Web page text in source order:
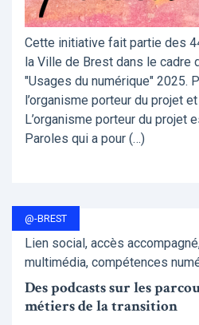
Cette initiative fait partie des
la Ville de Brest dans le cadre
"Usages du numérique" 2025.
l’organisme porteur du projet
L’organisme porteur du projet
Paroles qui a pour (…)
@-BREST
Lien social, accès
multimédia, compétences
Des podcasts sur les
métiers de la transition